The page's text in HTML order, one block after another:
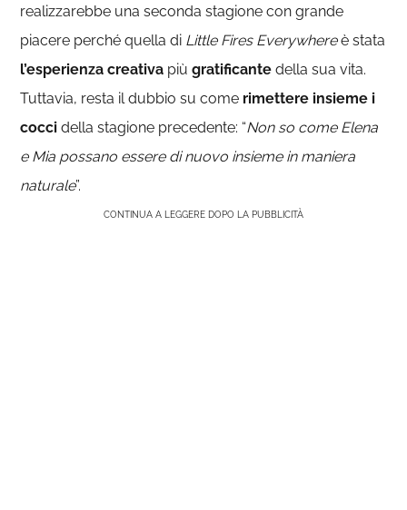
realizzarebbe una seconda stagione con grande
piacere perché quella di Little Fires Everywhereè stata
l’esperienza creativa piùgratificante della sua vita.
Tuttavia, resta il dubbio su come rimettere insieme i
cocci della stagione precedente: “Non so come Elena
e Mia possano essere di nuovo insieme in maniera
naturale”.
CONTINUA A LEGGERE DOPO LA PUBBLICITÀ